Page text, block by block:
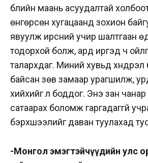
бүлийн маань асуудалтай
өнгөрсөн хугацаанд зохион
явуулж ирсний учир шалтгаан
тодорхой болж, ард иргэд ч
талархдаг. Миний хувьд
байсан зөв замаар урагшилж,
хийхийг л боддог. Энэ зан чанар
сатаарах боломж гаргадаггүй
бэрхшээлийг даван туулахад
-Монгол эмэгтэйчүүдийн улс